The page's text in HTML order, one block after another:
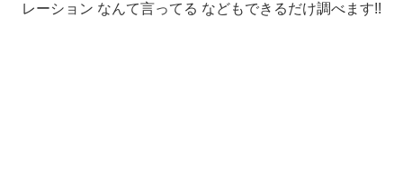
レーション なんて言ってる などもできるだけ調べます!!